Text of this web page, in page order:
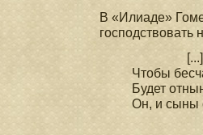
В «Илиаде»
[...]
Чтобы
Будет
Он, и сыны